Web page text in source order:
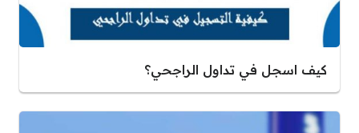
كيف اسجل في تداول الراجحي؟